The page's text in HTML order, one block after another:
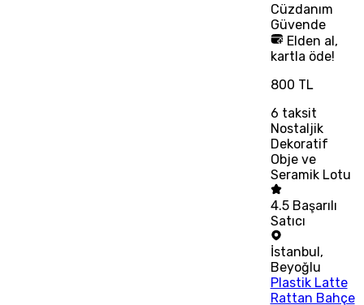
Cüzdanım
Güvende
Elden al,
kartla öde!
800 TL
6 taksit
Nostaljik
Dekoratif
Obje ve
Seramik Lotu
4.5 Başarılı
Satıcı
İstanbul,
Beyoğlu
Plastik Latte
Rattan Bahçe